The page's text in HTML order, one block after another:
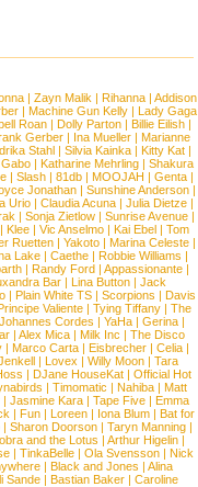
| Zayn Malik | Rihanna | Addison
| Machine Gun Kelly| Lady Gaga
Roan | Dolly Parton | Billie Eilish |
Gerber| Ina Mueller| Marianne
Stahl | Silvia Kainka | Kitty Kat |
Gabo | Katharine Mehrling | Shakura
| Slash| 81db| MOOJAH | Genta|
Jonathan | Sunshine Anderson |
Urio | Claudia Acuna | Julia Dietze |
| Sonja Zietlow | Sunrise Avenue |
| Klee| Vic Anselmo| Kai Ebel| Tom
Ruetten| Yakoto| Marina Celeste|
Lake| Caethe| Robbie Williams |
| Randy Ford| Appassionante|
Bar| Lina Button| Jack
| Plain White TS| Scorpions | Davis
Valiente | Tying Tiffany | The
Johannes Cordes | YaHa | Gerina |
| Alex Mica | Milk Inc | The Disco
| Marco Carta | Eisbrecher | Celia |
| Lovex | Willy Moon| Tara
| DJane HouseKat| Official Hot
| Timomatic | Nahiba | Matt
| Jasmine Kara | Tape Five | Emma
| Fun| Loreen| Iona Blum| Bat for
| Sharon Doorson| Taryn Manning|
and the Lotus | Arthur Higelin |
| TinkaBelle | Ola Svensson | Nick
| Black and Jones | Alina
Sande| Bastian Baker| Caroline